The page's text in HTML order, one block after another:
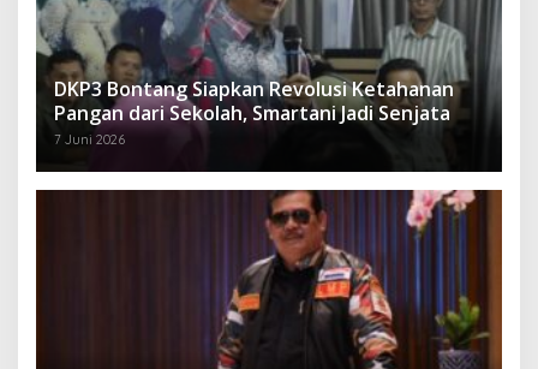
DKP3 Bontang Siapkan Revolusi Ketahanan
Pangan dari Sekolah, Smartani Jadi Senjata
7 Juni 2026